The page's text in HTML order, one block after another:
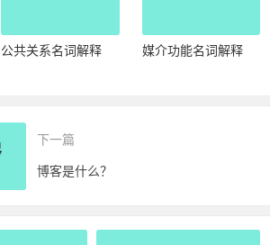
公共关系名词解释 媒介功能名词解释
下一篇
博客是什么？